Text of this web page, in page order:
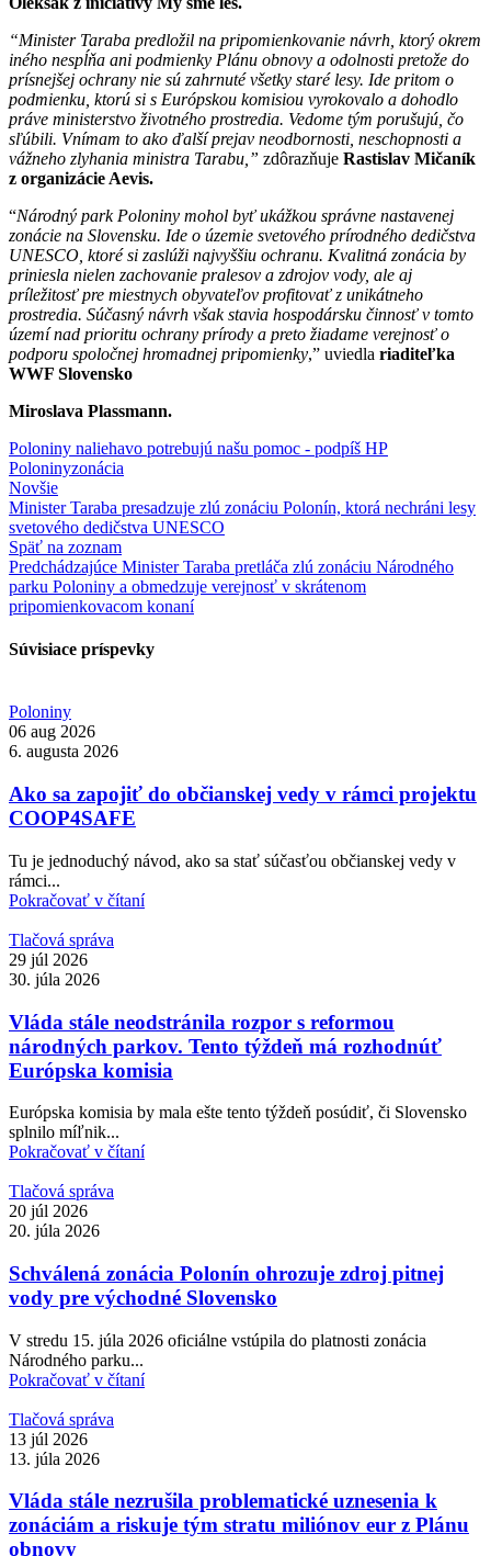
“Minister Taraba predložil na pripomienkovanie návrh, ktorý okrem
iného nespĺňa ani podmienky Plánu obnovy a odolnosti pretože do
prísnejšej ochrany nie sú zahrnuté všetky staré lesy. Ide pritom o
podmienku, ktorú si s Európskou komisiou vyrokovalo a dohodlo
práve ministerstvo životného prostredia. Vedome tým porušujú, čo
sľúbili. Vnímam to ako ďalší prejav neodbornosti, neschopnosti a
vážneho zlyhania ministra Tarabu,” zdôrazňuje Rastislav Mičaník
z organizácie Aevis.
“Národný park Poloniny mohol byť ukážkou správne nastavenej
zonácie na Slovensku. Ide o územie svetového prírodného dedičstva
UNESCO, ktoré si zaslúži najvyššiu ochranu. Kvalitná zonácia by
priniesla nielen zachovanie pralesov a zdrojov vody, ale aj
príležitosť pre miestnych obyvateľov profitovať z unikátneho
prostredia. Súčasný návrh však stavia hospodársku činnosť v tomto
území nad prioritu ochrany prírody a preto žiadame verejnosť o
podporu spoločnej hromadnej pripomienky,” uviedla riaditeľka
WWF Slovensko
Miroslava Plassmann.
Poloniny naliehavo potrebujú našu pomoc - podpíš HP
Poloninyzonácia
Novšie
Minister Taraba presadzuje zlú zonáciu Polonín, ktorá nechráni lesy
svetového dedičstva UNESCO
Späť na zoznam
Predchádzajúce Minister Taraba pretláča zlú zonáciu Národného
parku Poloniny a obmedzuje verejnosť v skrátenom
pripomienkovacom konaní
Súvisiace príspevky
Poloniny
06 aug 2026
6. augusta 2026
Ako sa zapojiť do občianskej vedy v rámci projektu
COOP4SAFE
Tu je jednoduchý návod, ako sa stať súčasťou občianskej vedy v
rámci...
Pokračovať v čítaní
Tlačová správa
29 júl 2026
30. júla 2026
Vláda stále neodstránila rozpor s reformou
národných parkov. Tento týždeň má rozhodnúť
Európska komisia
Európska komisia by mala ešte tento týždeň posúdiť, či Slovensko
splnilo míľnik...
Pokračovať v čítaní
Tlačová správa
20 júl 2026
20. júla 2026
Schválená zonácia Polonín ohrozuje zdroj pitnej
vody pre východné Slovensko
V stredu 15. júla 2026 oficiálne vstúpila do platnosti zonácia
Národného parku...
Pokračovať v čítaní
Tlačová správa
13 júl 2026
13. júla 2026
Vláda stále nezrušila problematické uznesenia k
zonáciám a riskuje tým stratu miliónov eur z Plánu
obnovy